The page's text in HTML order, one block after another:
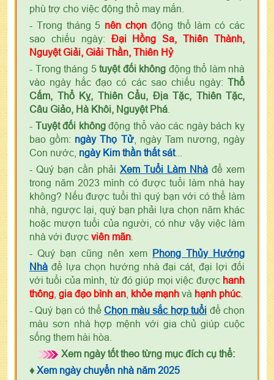
phù trợ cho việc động thổ may mắn.
- Trong tháng 5 nên chọn động thổ làm có các
sao chiếu ngày: Đại Hồng Sa, Thiên Thành,
Nguyệt Giải, Giải Thần, Thiên Hỷ
- Trong tháng 5 tuyệt đối không động thổ làm nhà
vào ngày hắc đạo có các sao chiếu ngày: Thổ
Cấm, Thổ Kỵ, Thiên Cẩu, Địa Tặc, Thiên Tặc,
Câu Giảo, Hà Khôi, Nguyệt Phá
- Tuyệt đối khôngđộng thổ vào các ngày bách kỵ
bao gồm: ngày Thọ Tử, ngày Tam nương, ngày
Con nước, ngày Kim thần thất sát...
- Quý bạn cần phải Xem Tuổi Làm Nhà để xem
trong năm 2023 mình có được tuổi làm nhà hay
không? Nếu được tuổi thì quý bạn với có thể làm
nhà, ngược lại, quý bạn phải lựa chọn năm khác
hoặc mượn tuổi của người, có như vậy việc làm
nhà với được viên mãn
- Quý bạn cũng nên xem Phong Thủy Hướng
Nhà để lựa chọn hướng nhà đại cát, đại lợi đối
với tuổi của mình, từ đó giúp mọi việc được hanh
thông gia đạo bình an khỏe mạnh và hạnh phúc.
- Quý bạn có thểChọn màu sắc hợp tuổi để chọn
màu sơn nhà hợp mệnh với gia chủ giúp cuộc
sống them hài hòa.
Xem ngày tốt theo từng mục đích cụ thể:
♦ Xem ngày chuyển nhà năm 2025